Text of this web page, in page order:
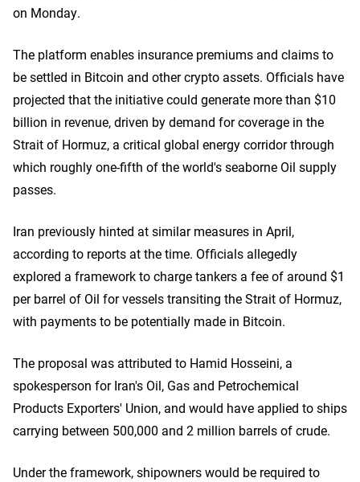
on Monday.
The platform enables insurance premiums and claims to
be settled in Bitcoin and other crypto assets. Officials have
projected that the initiative could generate more than $10
billion in revenue, driven by demand for coverage in the
Strait of Hormuz, a critical global energy corridor through
which roughly one-fifth of the world's seaborne Oil supply
passes.
Iran previously hinted at similar measures in April,
according to reports at the time. Officials allegedly
explored a framework to charge tankers a fee of around $1
per barrel of Oil for vessels transiting the Strait of Hormuz,
with payments to be potentially made in Bitcoin.
The proposal was attributed to Hamid Hosseini, a
spokesperson for Iran's Oil, Gas and Petrochemical
Products Exporters' Union, and would have applied to ships
carrying between 500,000 and 2 million barrels of crude.
Under the framework, shipowners would be required to